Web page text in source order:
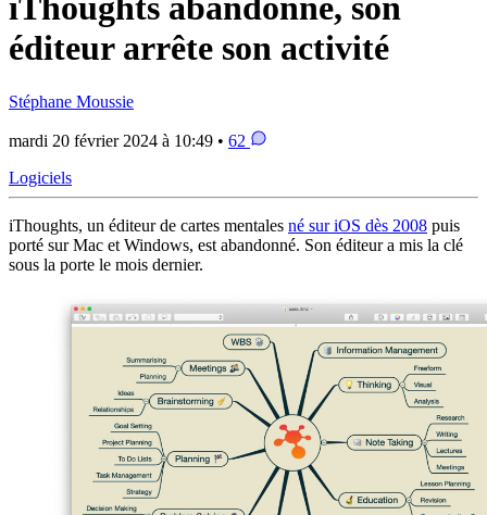
éditeur arrête son activité
Stéphane Moussie
mardi 20 février 2024 à 10:49 • 62
Logiciels
iThoughts, un éditeur de cartes mentales né sur iOS dès 2008 puis
porté sur Mac et Windows, est abandonné. Son éditeur a mis la clé
sous la porte le mois dernier.